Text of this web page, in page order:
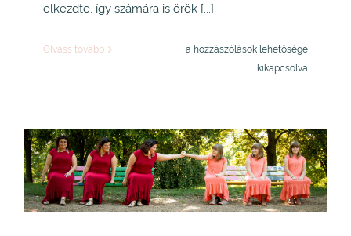
elkezdte, így számára is örök [...]
Olvass tovább
Emili
a hozzászólások lehetősége
kikapcsolva